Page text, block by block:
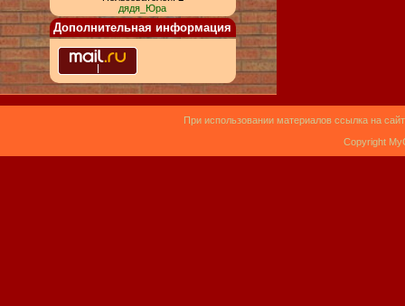
дядя_Юра
Дополнительная информация
При использовании материалов ссылка на
Copyright